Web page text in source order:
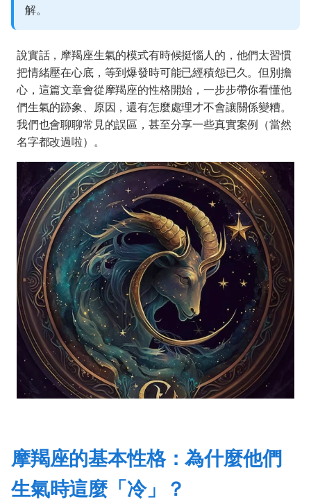
解。
說實話，摩羯座生氣的模式有時候挺惱人的，他們太習慣
把情緒壓在心底，等到爆發時可能已經積怨已久。但別擔
心，這篇文章會從摩羯座的性格開始，一步步帶你看懂他
們生氣的跡象、原因，還有怎麼處理才不會讓關係變糟。
我們也會聊聊常見的誤區，甚至分享一些真實案例（當然
名字都改過啦）。
摩羯座的基本性格：為什麼他們
生氣時這麼「冷」？